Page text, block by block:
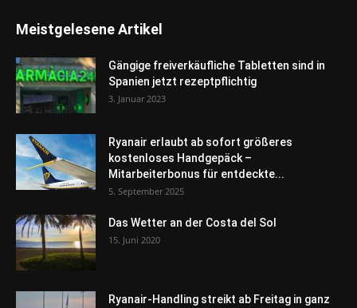
Meistgelesene Artikel
Gängige freiverkäufliche Tabletten sind in
Spanien jetzt rezeptpflichtig
3. Januar 2023
Ryanair erlaubt ab sofort größeres
kostenloses Handgepäck –
Mitarbeiterbonus für entdeckte...
5. September 2025
Das Wetter an der Costa del Sol
15. Juni 2020
Ryanair-Handling streikt ab Freitag in ganz